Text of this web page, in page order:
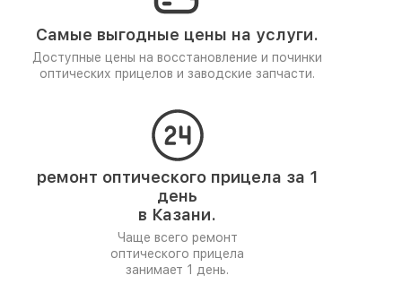
Самые выгодные цены на услуги.
Доступные цены на восстановление и починки
оптических прицелов и заводские запчасти.
ремонт оптического прицела за 1
день
в Казани.
Чаще всего ремонт
оптического прицела
занимает 1 день.